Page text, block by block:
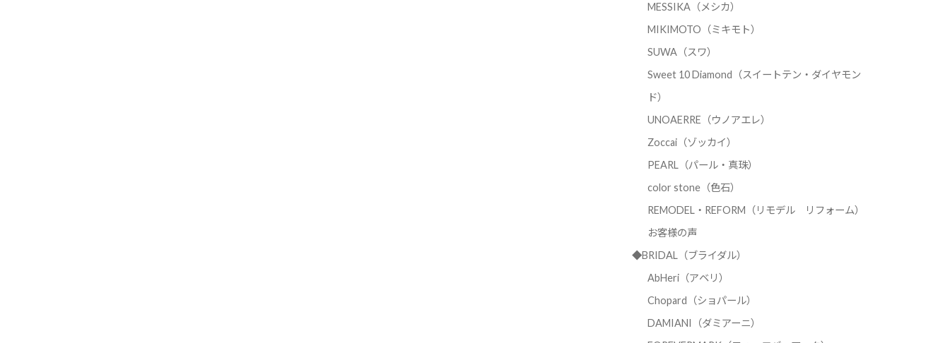
MESSIKA（メシカ）
MIKIMOTO（ミキモト）
SUWA（スワ）
Sweet 10 Diamond（スイートテン・ダイヤモン
ド）
UNOAERRE（ウノアエレ）
Zoccai（ゾッカイ）
PEARL（パール・真珠）
color stone（色石）
REMODEL・REFORM（リモデル リフォーム）
お客様の声
◆BRIDAL（ブライダル）
AbHeri（アベリ）
Chopard（ショパール）
DAMIANI（ダミアーニ）